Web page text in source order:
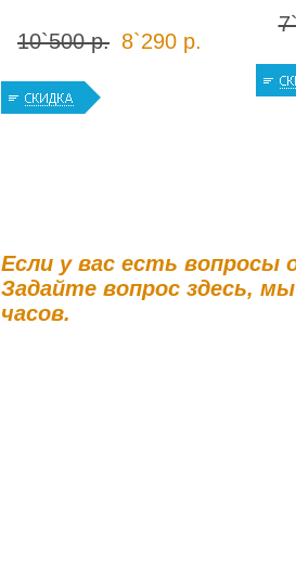
10`500 р. 8`290 р.
Если у вас есть вопросы
Задайте вопрос здесь,
часов.